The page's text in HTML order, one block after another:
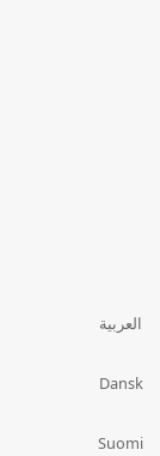
العربية
Dansk
Suomi